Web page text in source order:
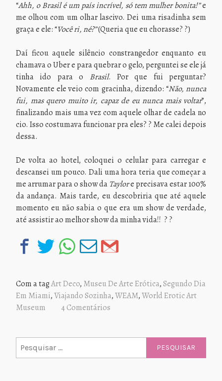
“Ahh, o Brasil é um país incrível, só tem mulher bonita!”e
me olhou com um olhar lascivo. Dei uma risadinha sem
graça e ele: “Você ri, né?”(Queria que eu chorasse? ?)
Daí ficou aquele silêncio constrangedor enquanto eu
chamava o Uber e para quebrar o gelo, perguntei se ele já
tinha ido para o Brasil. Por que fui perguntar?
Novamente ele veio com gracinha, dizendo: “Não, nunca
fui, mas quero muito ir, capaz de eu nunca mais voltar”,
finalizando mais uma vez com aquele olhar de cadela no
cio. Isso costumava funcionar pra eles? ? Me calei depois
dessa.
De volta ao hotel, coloquei o celular para carregar e
descansei um pouco. Dali uma hora teria que começar a
me arrumar para o show da Taylore precisava estar 100%
da andança. Mais tarde, eu descobriria que até aquele
momento eu não sabia o que era um show de verdade,
até assistir ao melhor show da minha vida!! ? ?
Com a tagArt Deco, Museu De Arte Erótica,Segundo Dia
Em Miami,Viajando Sozinha,WEAM,World Erotic Art
Museum
4 Comentários
por: